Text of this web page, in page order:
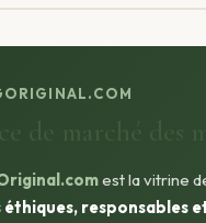
de marché des
est la vitrine
éthiques, responsables